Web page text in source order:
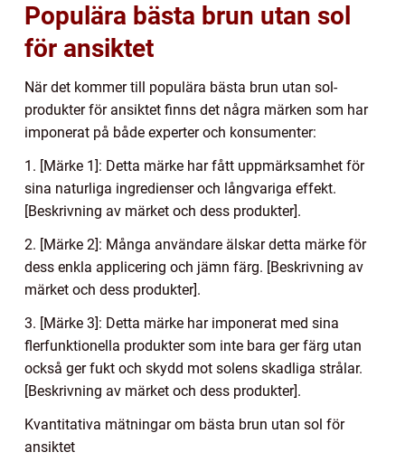
Populära bästa brun utan sol
för ansiktet
När det kommer till populära bästa brun utan sol-
produkter för ansiktet finns det några märken som har
imponerat på både experter och konsumenter:
1. [Märke 1]: Detta märke har fått uppmärksamhet för
sina naturliga ingredienser och långvariga effekt.
[Beskrivning av märket och dess produkter].
2. [Märke 2]: Många användare älskar detta märke för
dess enkla applicering och jämn färg. [Beskrivning av
märket och dess produkter].
3. [Märke 3]: Detta märke har imponerat med sina
flerfunktionella produkter som inte bara ger färg utan
också ger fukt och skydd mot solens skadliga strålar.
[Beskrivning av märket och dess produkter].
Kvantitativa mätningar om bästa brun utan sol för
ansiktet